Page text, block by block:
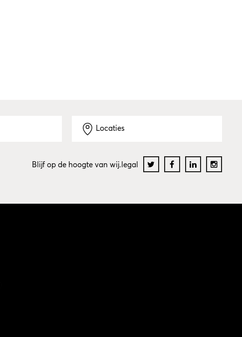
Locaties
Blijf op de hoogte van wij.legal